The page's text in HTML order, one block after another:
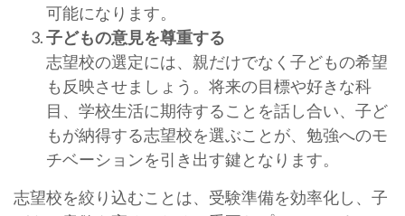
可能になります。
子どもの意見を尊重する
志望校の選定には、親だけでなく子どもの希望
も反映させましょう。将来の目標や好きな科
目、学校生活に期待することを話し合い、子ど
もが納得する志望校を選ぶことが、勉強へのモ
チベーションを引き出す鍵となります。
志望校を絞り込むことは、受験準備を効率化し、子